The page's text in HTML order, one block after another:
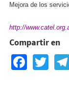
Mejora de los
http://
Compartir en